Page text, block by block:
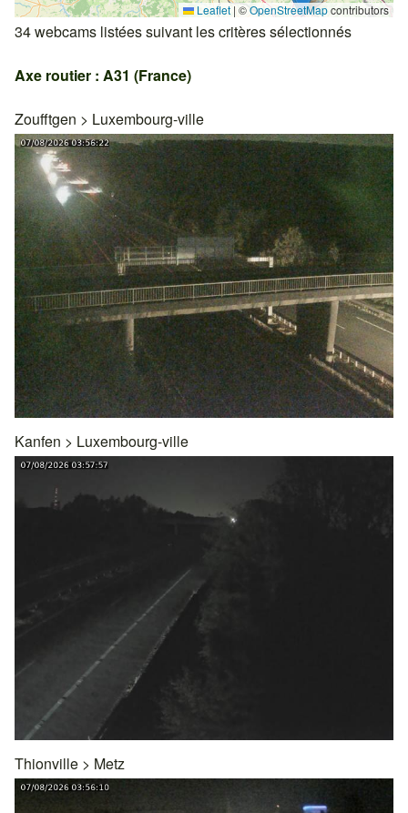
Leaflet | ©OpenStreetMapcontributors
34 webcams listées suivant les critères sélectionnés
Axe routier : A31 (France)
Zoufftgen > Luxembourg-ville
Kanfen > Luxembourg-ville
Thionville > Metz